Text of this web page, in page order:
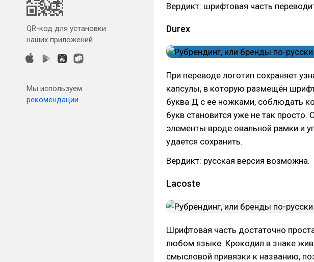
QR-код для установки
наших приложений.
Мы используем
рекомендации.
Вердикт: шрифтовая часть
Durex
При переводе логотип сохраняет
капсулы, в которую размещён
буква Д с её ножками, соблюдать
букв становится уже не так
элементы вроде овальной рамки и
удается сохранить.
Вердикт: русская версия возможна.
Lacoste
Шрифтовая часть достаточно
любом языке. Крокодил в знаке
смысловой привязки к названию,